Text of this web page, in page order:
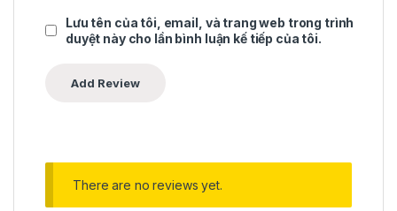
Lưu tên của tôi, email, và trang web trong trình
duyệt này cho lần bình luận kế tiếp của tôi.
There are no reviews yet.